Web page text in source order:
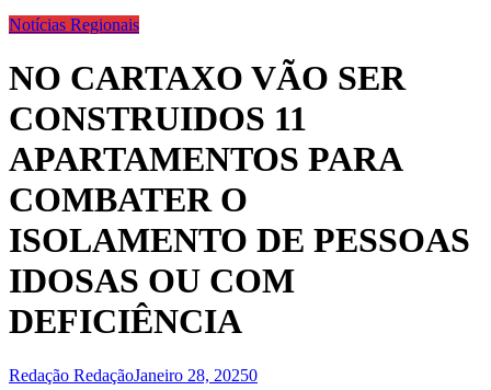
Notícias Regionais
NO CARTAXO VÃO SER
CONSTRUIDOS 11
APARTAMENTOS PARA
COMBATER O
ISOLAMENTO DE PESSOAS
IDOSAS OU COM
DEFICIÊNCIA
Redação RedaçãoJaneiro 28, 20250